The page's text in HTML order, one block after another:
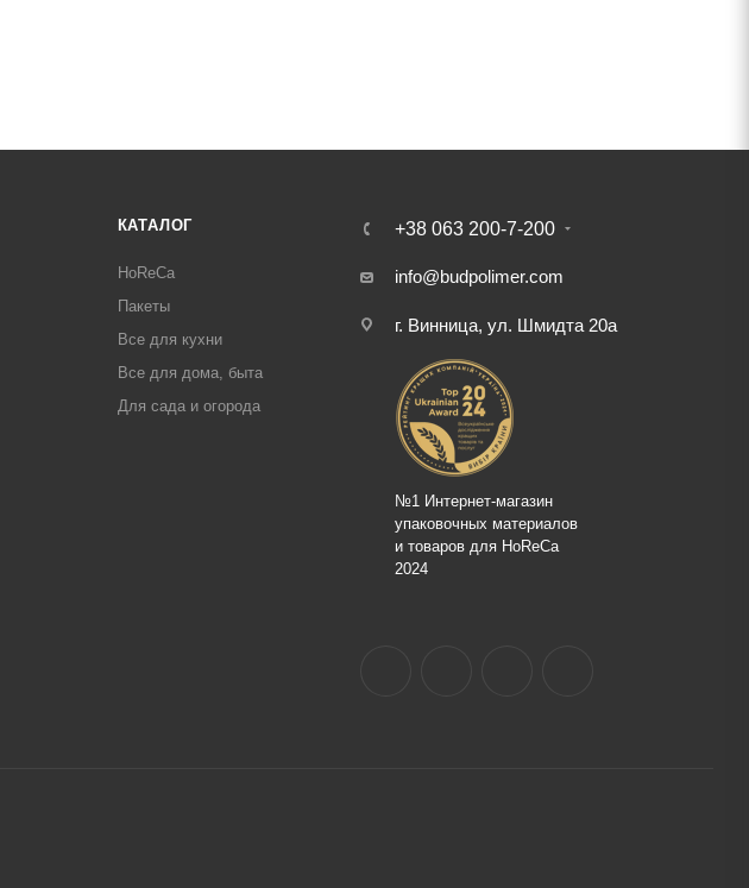
КАТАЛОГ
HoReCa
Пакеты
Все для кухни
Все для дома, быта
Для сада и огорода
+38 063 200-7-200
info@budpolimer.com
г. Винница, ул. Шмидта 20а
№1 Интернет-магазин
упаковочных материалов
и товаров для HoReCa
2024